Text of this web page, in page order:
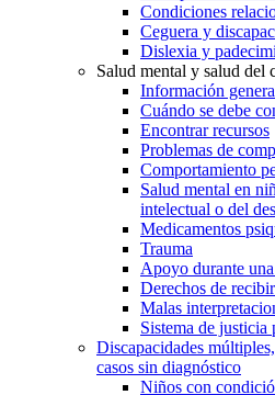
Condiciones
Ceguera y
Dislexia y
Salud mental y salud del
Información
Cuándo se debe
Encontrar recursos
Problemas de
Comportamiento
Salud mental en
intelectual o del
Medicamentos
Trauma
Apoyo durante
Derechos de
Malas
Sistema de justicia
Discapacidades
casos sin diagnóstico
Niños con